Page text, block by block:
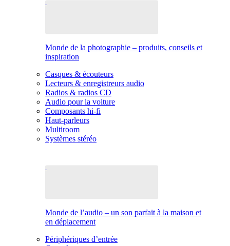
Monde de la photographie – produits, conseils et
inspiration
Casques & écouteurs
Lecteurs & enregistreurs audio
Radios & radios CD
Audio pour la voiture
Composants hi-fi
Haut-parleurs
Multiroom
Systèmes stéréo
Monde de l’audio – un son parfait à la maison et
en déplacement
Périphériques d’entrée